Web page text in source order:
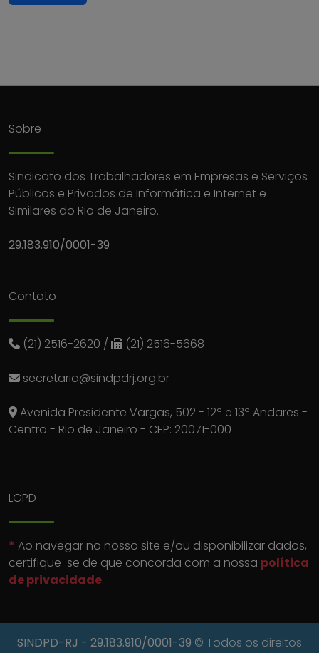
Sobre
Sindicato dos Trabalhadores em Empresas e Serviços
Públicos e Privados de Informática e Internet e
Similares do Rio de Janeiro.
29.183.910/0001-39
Contato
(21) 2516-2620 / (21) 2516-5668
secretaria@sindpdrj.org.br
Avenida Presidente Vargas, 502 - 12º e 13º Andares -
Centro - Rio de Janeiro - CEP: 20071-000
LGPD
* Ao navegar no nosso site e/ou disponibilizar dados,
certifique-se de que concorda com a nossa política
de privacidade.
SINDPD-RJ - 29.183.910/0001-39 © Todos os direitos